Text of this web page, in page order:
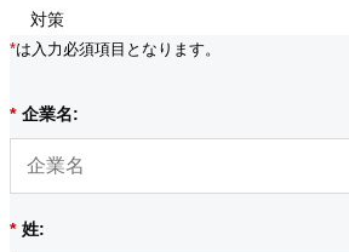
対策
*は入力必須項目となります。
* 企業名:
* 姓: